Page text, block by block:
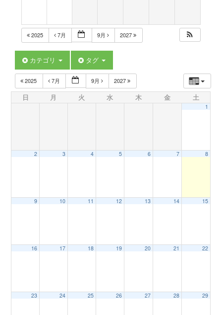
o
2025 7月 9月 2027
カテゴリ タグ
2025 7月 9月 2027
日 月 火 水 木 金 土
1
2 3 4 5 6 7 8
9 10 11 12 13 14 15
16 17 18 19 20 21 22
23 24 25 26 27 28 29